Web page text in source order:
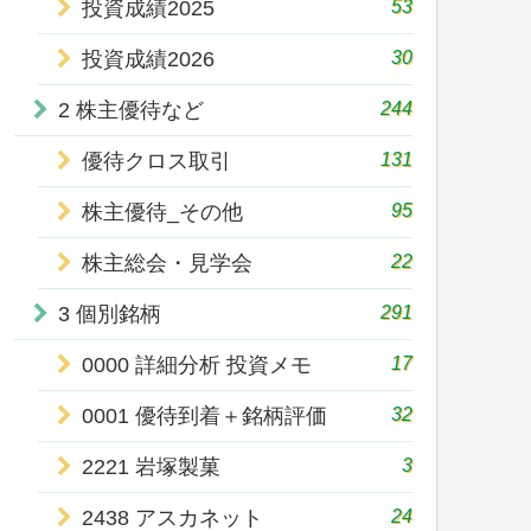
投資成績2025 53
投資成績2026 30
2 株主優待など 244
優待クロス取引 131
株主優待_その他 95
株主総会・見学会 22
3 個別銘柄 291
0000 詳細分析 投資メモ 17
0001 優待到着＋銘柄評価 32
2221 岩塚製菓 3
2438 アスカネット 24